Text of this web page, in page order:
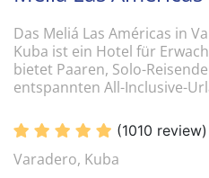
Das Meliá Las Américas in
Kuba ist ein Hotel für
bietet Paaren, Solo-
entspannten All-Inclusive-
(1010 review)
Varadero, Kuba